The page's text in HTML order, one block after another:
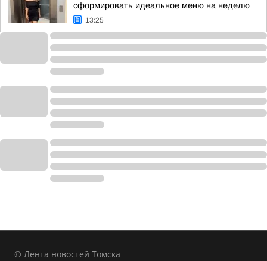
сформировать идеальное меню на неделю
13:25
© Лента новостей Томска